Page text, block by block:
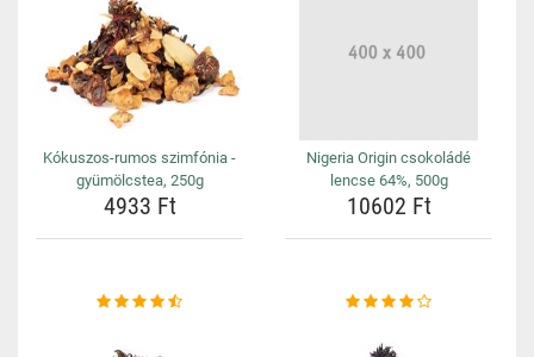
Kókuszos-rumos szimfónia -
gyümölcstea, 250g
4933 Ft
Nigeria Origin csokoládé
lencse 64%, 500g
10602 Ft